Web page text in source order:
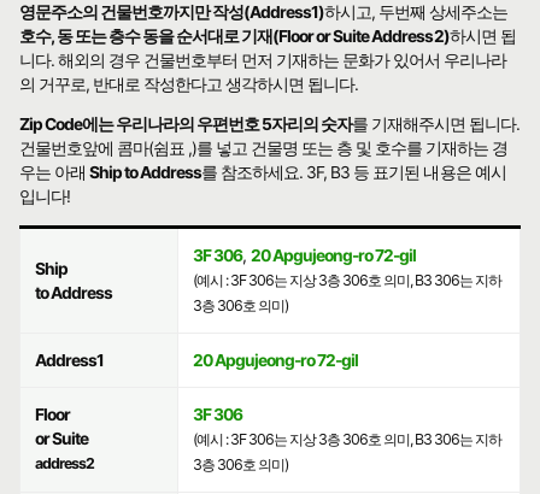
영문주소의 건물번호까지만 작성(Address1)하시고, 두번째 상세주소는
호수, 동 또는 층수 동을 순서대로 기재(Floor or Suite Address2)하시면 됩
니다. 해외의 경우 건물번호부터 먼저 기재하는 문화가 있어서 우리나라
의 거꾸로, 반대로 작성한다고 생각하시면 됩니다.
Zip Code에는 우리나라의 우편번호 5자리의 숫자를 기재해주시면 됩니다.
건물번호앞에 콤마(쉼표 ,)를 넣고 건물명 또는 층 및 호수를 기재하는 경
우는 아래Ship to Address를 참조하세요. 3F, B3 등 표기된 내용은 예시
입니다!
Ship
to Address
3F 306, 20 Apgujeong-ro 72-gil
(예시 : 3F 306는 지상 3층 306호 의미, B3 306는 지하
3층 306호 의미)
Address1 20 Apgujeong-ro 72-gil
Floor
or Suite
address2
3F 306
(예시 : 3F 306는 지상 3층 306호 의미, B3 306는 지하
3층 306호 의미)